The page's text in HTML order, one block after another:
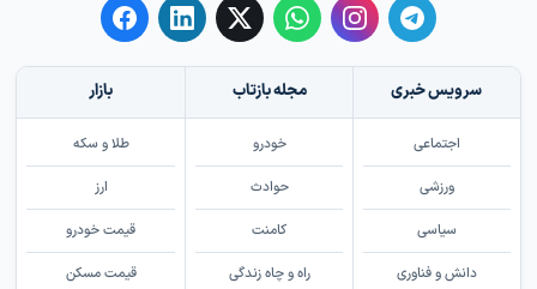
سرویس خبری
اجتماعی
ورزشی
سیاسی
دانش و فناوری
مجله بازتاب
خودرو
حوادث
کامنت
راه و چاه زندگی
بازار
طلا و سکه
ارز
قیمت خودرو
قیمت مسکن